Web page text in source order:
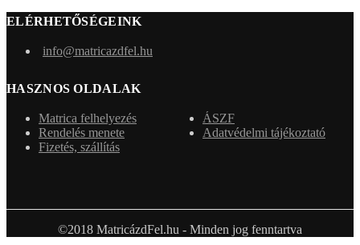
ELÉRHETŐSÉGEINK
info@matricazdfel.hu
HASZNOS OLDALAK
Matrica felhelyezés
Rendelés menete
Fizetés, szállítás
ÁSZF
Adatvédelmi tájékoztató
©2018 MatricázdFel.hu - Minden jog fenntartva